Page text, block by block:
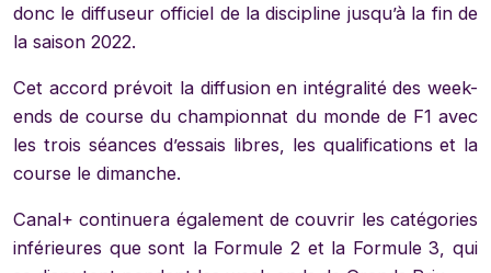
donc le diffuseur officiel de la discipline jusqu’à la fin de
la saison 2022.
Cet accord prévoit la diffusion en intégralité des week-
ends de course du championnat du monde de F1 avec
les trois séances d’essais libres, les qualifications et la
course le dimanche.
Canal+ continuera également de couvrir les catégories
inférieures que sont la Formule 2 et la Formule 3, qui